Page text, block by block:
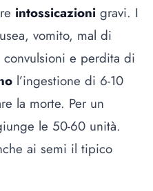
intossicazioni gravi. I
vomito, mal di
e perdita di
l’ingestione di 6-10
la morte. Per un
le 50-60 unità.
ai semi il tipico